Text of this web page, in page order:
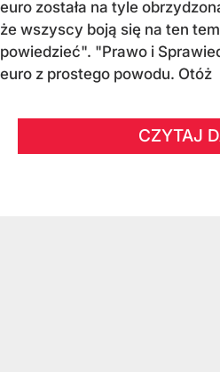
euro została na tyle
że wszyscy boją się na ten
powiedzieć". "Prawo i
euro z prostego powodu. Otóż
CZYTAJ